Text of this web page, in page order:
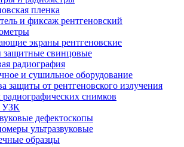
пленка
и фиксаж рентгеновский
экраны рентгеновские
свинцовые
радиография
и сушильное оборудование
защиты от рентгеновского излучения
снимков
УЗК
дефектоскопы
ультразвуковые
образцы